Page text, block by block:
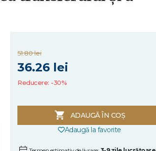
51.80 lei
36.26 lei
Reducere: -30%
ADAUGĂ ÎN COȘ
Adaugă la favorite